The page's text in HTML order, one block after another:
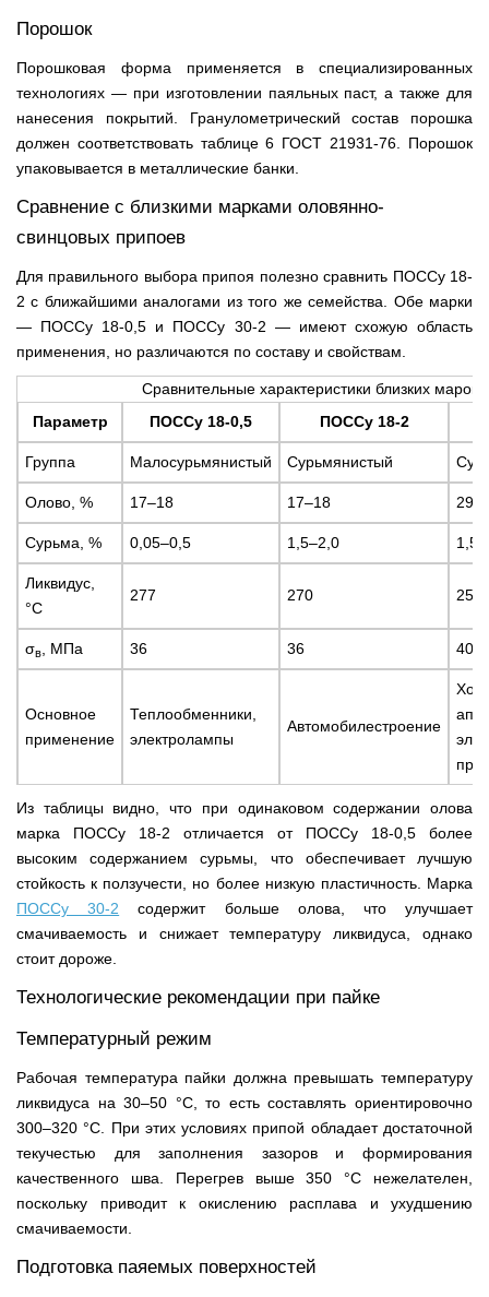
Порошок
Порошковая форма применяется в специализированных
технологиях — при изготовлении паяльных паст, а также для
нанесения покрытий. Гранулометрический состав порошка
должен соответствовать таблице 6 ГОСТ 21931-76. Порошок
упаковывается в металлические банки.
Сравнение с близкими марками оловянно-
свинцовых припоев
Для правильного выбора припоя полезно сравнить ПОССу 18-
2 с ближайшими аналогами из того же семейства. Обе марки
— ПОССу 18-0,5 и ПОССу 30-2 — имеют схожую область
применения, но различаются по составу и свойствам.
Сравнительные характеристики близких марок
Параметр
ПОССу 18-0,5 ПОССу 18-2
Группа Малосурьмянистый Сурьмянистый
Олово, % 17–18 17–18
Сурьма, % 0,05–0,5 1,5–2,0
Ликвидус,
°С
277 270 250
σв , МПа 36 36 40
Основное
применение
Теплообменники,
электролампы
Автомобилестроение
Из таблицы видно, что при одинаковом содержании олова
марка ПОССу 18-2 отличается от ПОССу 18-0,5 более
высоким содержанием сурьмы, что обеспечивает лучшую
стойкость к ползучести, но более низкую пластичность. Марка
ПОССу 30-2 содержит больше олова, что улучшает
смачиваемость и снижает температуру ликвидуса, однако
стоит дороже.
Технологические рекомендации при пайке
Температурный режим
Рабочая температура пайки должна превышать температуру
ликвидуса на 30–50 °С, то есть составлять ориентировочно
300–320 °С. При этих условиях припой обладает достаточной
текучестью для заполнения зазоров и формирования
качественного шва. Перегрев выше 350 °С нежелателен,
поскольку приводит к окислению расплава и ухудшению
смачиваемости.
Подготовка паяемых поверхностей